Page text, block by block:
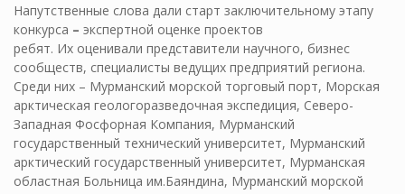
Напутственные слова дали старт заключительному этапу
конкурса – экспертной оценке проектов
ребят. Их оценивали представители научного, бизнес
сообществ, специалисты ведущих предприятий региона.
Среди них – Мурманский морской торговый порт, Морская
арктическая геологоразведочная экспедиция, Северо-
Западная Фосфорная Компания, Мурманский
государственный технический университет, Мурманский
арктический государственный университет, Мурманская
областная Больница им.Баяндина, Мурманский морской